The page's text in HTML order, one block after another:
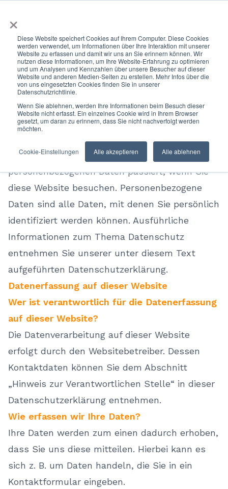
×
Diese Website speichert Cookies auf Ihrem Computer. Diese Cookies
werden verwendet, um Informationen über Ihre Interaktion mit unserer
Website zu erfassen und damit wir uns an Sie erinnern können. Wir
nutzen diese Informationen, um Ihre Website-Erfahrung zu optimieren
und um Analysen und Kennzahlen über unsere Besucher auf dieser
Website und anderen Medien-Seiten zu erstellen. Mehr Infos über die
von uns eingesetzten Cookies finden Sie in unserer
Datenschutzrichtlinie.
Wenn Sie ablehnen, werden Ihre Informationen beim Besuch dieser
Website nicht erfasst. Ein einzelnes Cookie wird in Ihrem Browser
gesetzt, um daran zu erinnern, dass Sie nicht nachverfolgt werden
möchten.
Cookie-Einstellungen Alle akzeptieren Alle ablehnen
1. Datenschutz auf einen
Blick
Allgemeine Hinweise
Überblick darüber, was mit Ihren
personenbezogenen Daten passiert, wenn Sie
diese Website besuchen. Personenbezogene
Daten sind alle Daten, mit denen Sie persönlich
identifiziert werden können. Ausführliche
Informationen zum Thema Datenschutz
entnehmen Sie unserer unter diesem Text
aufgeführten Datenschutzerklärung.
Datenerfassung auf dieser Website
Wer ist verantwortlich für die Datenerfassung
auf dieser Website?
Die Datenverarbeitung auf dieser Website
erfolgt durch den Websitebetreiber. Dessen
Kontaktdaten können Sie dem Abschnitt
„Hinweis zur Verantwortlichen Stelle“ in dieser
Datenschutzerklärung entnehmen.
Wie erfassen wir Ihre Daten?
Ihre Daten werden zum einen dadurch erhoben,
dass Sie uns diese mitteilen. Hierbei kann es
sich z. B. um Daten handeln, die Sie in ein
Kontaktformular eingeben.